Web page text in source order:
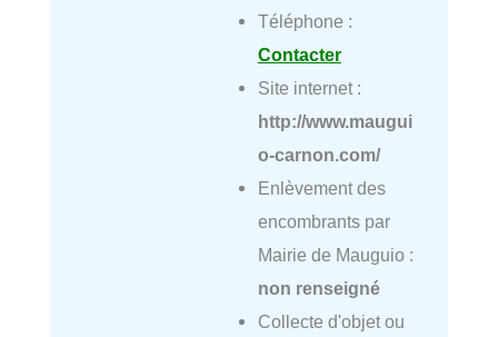
Téléphone :
Contacter
Site internet :
http://www.maugui
o-carnon.com/
Enlèvement des
encombrants par
Mairie de Mauguio :
non renseigné
Collecte d'objet ou